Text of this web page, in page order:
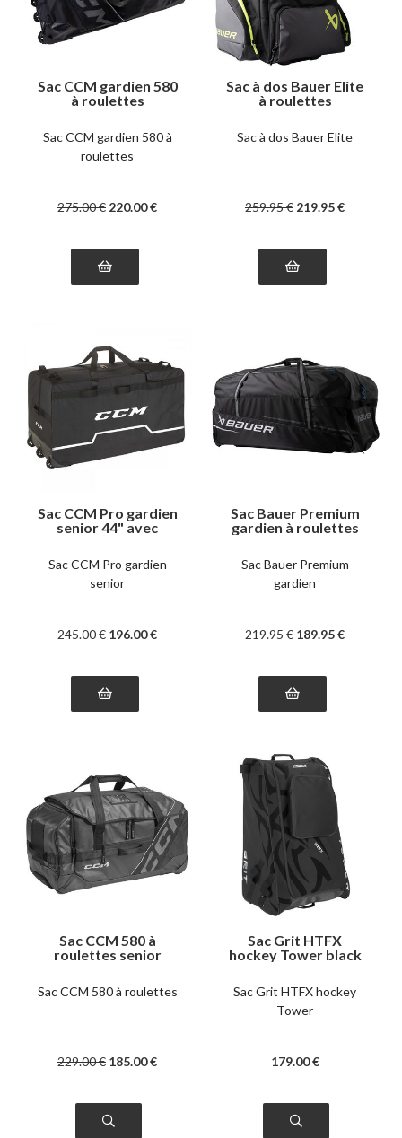
Sac CCM gardien 580
à roulettes
Sac CCM gardien 580 à
roulettes
275.00€ 220.00€
Sac à dos Bauer Elite
à roulettes
Sac à dos Bauer Elite
259.95€ 219.95€
Sac CCM Pro gardien
senior 44" avec
Sac CCM Pro gardien
senior
245.00€ 196.00€
Sac Bauer Premium
gardien à roulettes
Sac Bauer Premium
gardien
219.95€ 189.95€
Sac CCM 580 à
roulettes senior
Sac CCM 580 à roulettes
229.00€ 185.00€
Sac Grit HTFX
hockey Tower black
Sac Grit HTFX hockey
Tower
179.00 €